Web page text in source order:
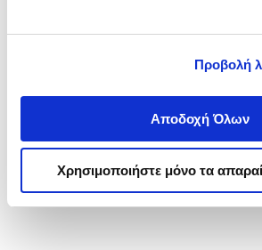
Προβολή
Αποδοχή Όλων
Χρησιμοποιήστε μόνο τα